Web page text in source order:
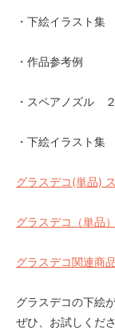
・下絵イラスト集
・作品参考例
・スペアノズル
・下絵イラスト集
グラスデコ(単品)
グラスデコ（単品
グラスデコ関連商
グラスデコの下絵
ぜひ、お試しくだ